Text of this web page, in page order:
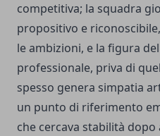
competitiva; la squadra
propositivo e
le ambizioni, e la figura
professionale, priva di
spesso genera simpatia
un punto di riferimento
che cercava stabilità